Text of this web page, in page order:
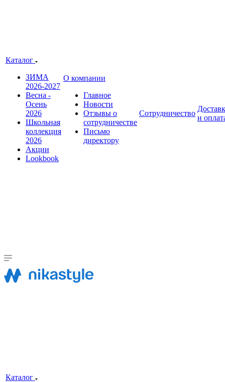
Каталог
ЗИМА
2026-2027
Весна -
Осень
2026
Школьная
коллекция
2026
Акции
Lookbook
О компании
Главное
Новости
Отзывы о
сотрудничестве
Письмо
директору
Сотрудничество
и
Каталог